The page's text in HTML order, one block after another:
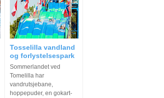
Tosselilla vandland
og forlystelsespark
Sommerlandet ved
Tomelilla har
vandrutsjebane,
hoppepuder, en gokart-